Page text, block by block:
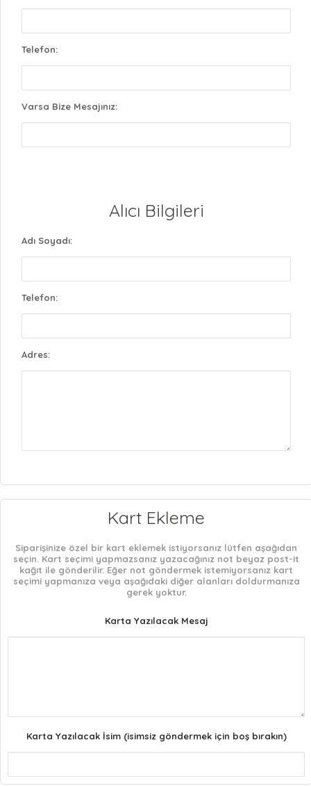
Telefon:
Varsa Bize Mesajınız:
Alıcı Bilgileri
Adı Soyadı:
Telefon:
Adres:
Kart Ekleme
Siparişinize özel bir kart eklemek istiyorsanız lütfen aşağıdan
seçin. Kart seçimi yapmazsanız yazacağınız not beyaz post-it
kağıt ile gönderilir. Eğer not göndermek istemiyorsanız kart
seçimi yapmanıza veya aşağıdaki diğer alanları doldurmanıza
gerek yoktur.
Karta Yazılacak Mesaj
Karta Yazılacak İsim (isimsiz göndermek için boş bırakın)